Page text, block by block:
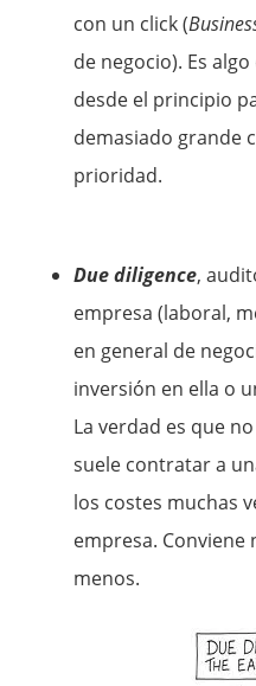
con un click (
de negocio). Es
desde el principio
demasiado grande
prioridad.
Due diligence,
empresa (laboral,
en general de
inversión en ella o
La verdad es que
suele contratar a
los costes muchas
empresa. Conviene
menos.